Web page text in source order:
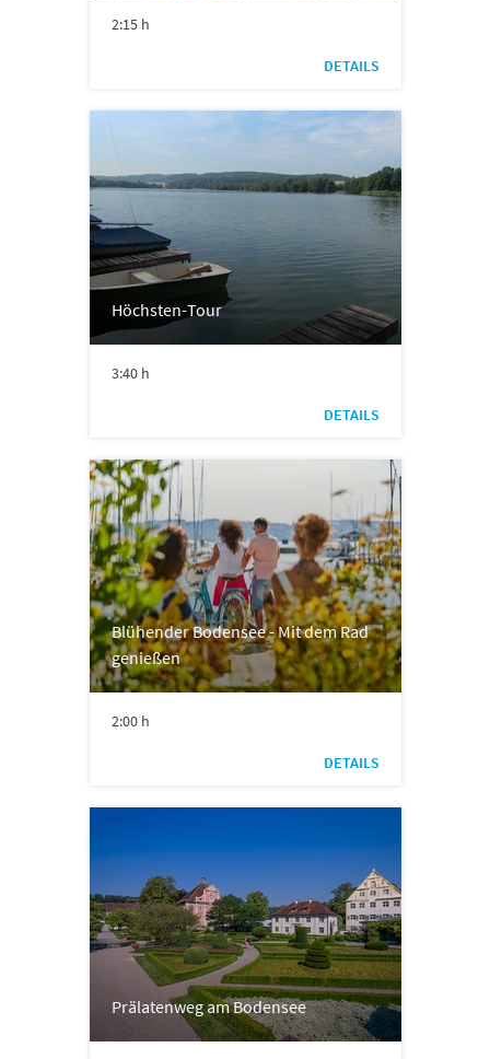
2:15 h
DETAILS
Höchsten-Tour
3:40 h
DETAILS
Blühender Bodensee - Mit dem Rad
genießen
2:00 h
DETAILS
Prälatenweg am Bodensee